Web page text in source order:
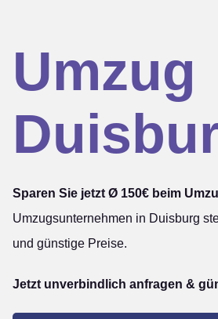
Umzug
Sparen Sie jetzt Ø 150€ beim
Umzugsunternehmen in Duisburg
und günstige Preise.
Jetzt unverbindlich anfragen &